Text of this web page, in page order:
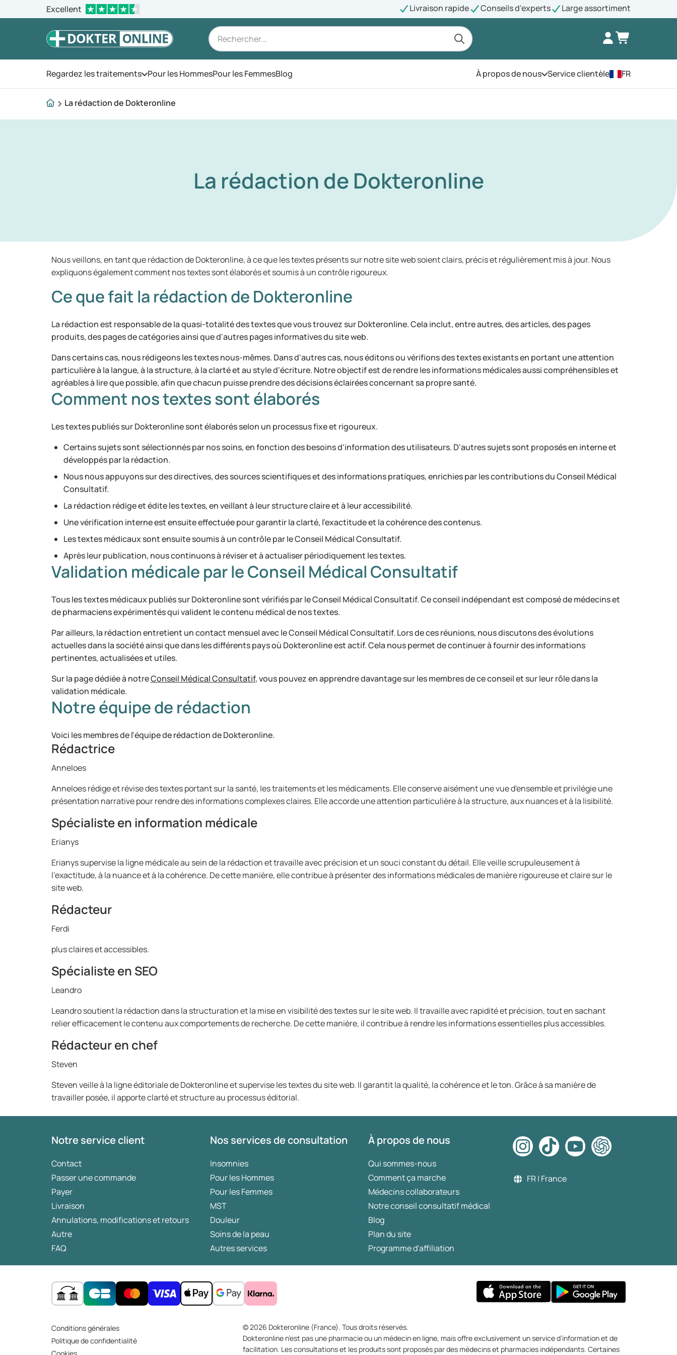
Excellent Livraison rapide Conseils d'experts Large assortiment
Regardez les traitementsOuvrez le menu
Pour les HommesPour les FemmesBlog À propos de nousOuvrez le menu
Service clientèle FR
La rédaction de Dokteronline
La rédaction de Dokteronline
Nous veillons, en tant que rédaction de Dokteronline, à ce que les textes présents sur notre site web soient clairs, précis et régulièrement mis à jour. Nous
expliquons également comment nos textes sont élaborés et soumis à un contrôle rigoureux.
Ce que fait la rédaction de Dokteronline
La rédaction est responsable de la quasi-totalité des textes que vous trouvez sur Dokteronline. Cela inclut, entre autres, des articles, des pages
produits, des pages de catégories ainsi que d'autres pages informatives du site web.
Dans certains cas, nous rédigeons les textes nous-mêmes. Dans d'autres cas, nous éditons ou vérifions des textes existants en portant une attention
particulière à la langue, à la structure, à la clarté et au style d'écriture. Notre objectif est de rendre les informations médicales aussi compréhensibles et
agréables à lire que possible, afin que chacun puisse prendre des décisions éclairées concernant sa propre santé.
Comment nos textes sont élaborés
Les textes publiés sur Dokteronline sont élaborés selon un processus fixe et rigoureux.
Certains sujets sont sélectionnés par nos soins, en fonction des besoins d'information des utilisateurs. D'autres sujets sont proposés en interne et
développés par la rédaction.
Nous nous appuyons sur des directives, des sources scientifiques et des informations pratiques, enrichies par les contributions du Conseil Médical
Consultatif.
La rédaction rédige et édite les textes, en veillant à leur structure claire et à leur accessibilité.
Une vérification interne est ensuite effectuée pour garantir la clarté, l'exactitude et la cohérence des contenus.
Les textes médicaux sont ensuite soumis à un contrôle par le Conseil Médical Consultatif.
Après leur publication, nous continuons à réviser et à actualiser périodiquement les textes.
Validation médicale par le Conseil Médical Consultatif
Tous les textes médicaux publiés sur Dokteronline sont vérifiés par le Conseil Médical Consultatif. Ce conseil indépendant est composé de médecins et
de pharmaciens expérimentés qui valident le contenu médical de nos textes.
Par ailleurs, la rédaction entretient un contact mensuel avec le Conseil Médical Consultatif. Lors de ces réunions, nous discutons des évolutions
actuelles dans la société ainsi que dans les différents pays où Dokteronline est actif. Cela nous permet de continuer à fournir des informations
pertinentes, actualisées et utiles.
Sur la page dédiée à notreConseil Médical Consultatif, vous pouvez en apprendre davantage sur les membres de ce conseil et sur leur rôle dans la
validation médicale.
Notre équipe de rédaction
Voici les membres de l'équipe de rédaction de Dokteronline.
Rédactrice
Anneloes
Anneloes rédige et révise des textes portant sur la santé, les traitements et les médicaments. Elle conserve aisément une vue d'ensemble et privilégie une
présentation narrative pour rendre des informations complexes claires. Elle accorde une attention particulière à la structure, aux nuances et à la lisibilité.
Spécialiste en information médicale
Erianys
Erianys supervise la ligne médicale au sein de la rédaction et travaille avec précision et un souci constant du détail. Elle veille scrupuleusement à
l'exactitude, à la nuance et à la cohérence. De cette manière, elle contribue à présenter des informations médicales de manière rigoureuse et claire sur le
site web.
Rédacteur
Ferdi
plus claires et accessibles.
Spécialiste en SEO
Leandro
Leandro soutient la rédaction dans la structuration et la mise en visibilité des textes sur le site web. Il travaille avec rapidité et précision, tout en sachant
relier efficacement le contenu aux comportements de recherche. De cette manière, il contribue à rendre les informations essentielles plus accessibles.
Rédacteur en chef
Steven
Steven veille à la ligne éditoriale de Dokteronline et supervise les textes du site web. Il garantit la qualité, la cohérence et le ton. Grâce à sa manière de
travailler posée, il apporte clarté et structure au processus éditorial.
Notre service client
Contact
Passer une commande
Payer
Livraison
Annulations, modifications et retours
Autre
FAQ
Nos services de consultation
Insomnies
Pour les Hommes
Pour les Femmes
MST
Douleur
Soins de la peau
Autres services
À propos de nous
Qui sommes-nous
Comment ça marche
Médecins collaborateurs
Notre conseil consultatif médical
Blog
Plan du site
Programme d'affiliation
FR | France
Conditions générales
Politique de confidentialité
© 2026 Dokteronline (France). Tous droits réservés.
Dokteronline n’est pas une pharmacie ou un médecin en ligne, mais offre exclusivement un service d’information et de
facilitation. Les consultations et les produits sont proposés par des médecins et pharmacies indépendants. Certaines